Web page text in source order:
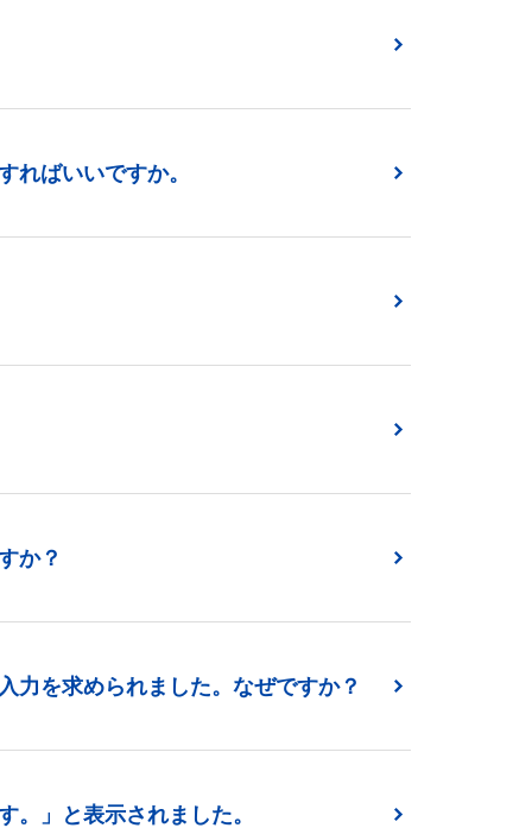
ればいいですか。
か？
力を求められました。なぜですか？
」と表示されました。